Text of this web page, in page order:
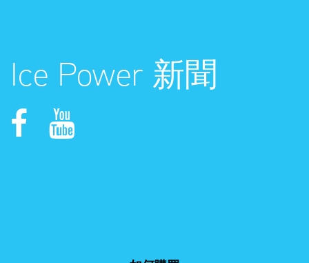
Ice Power 新聞